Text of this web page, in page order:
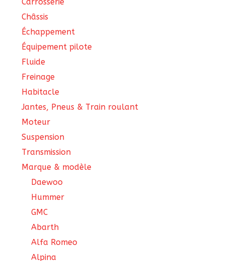
Châssis
Échappement
Équipement pilote
Fluide
Freinage
Habitacle
Jantes, Pneus & Train roulant
Moteur
Suspension
Transmission
Marque & modèle
Daewoo
Hummer
GMC
Abarth
Alfa Romeo
Alpina